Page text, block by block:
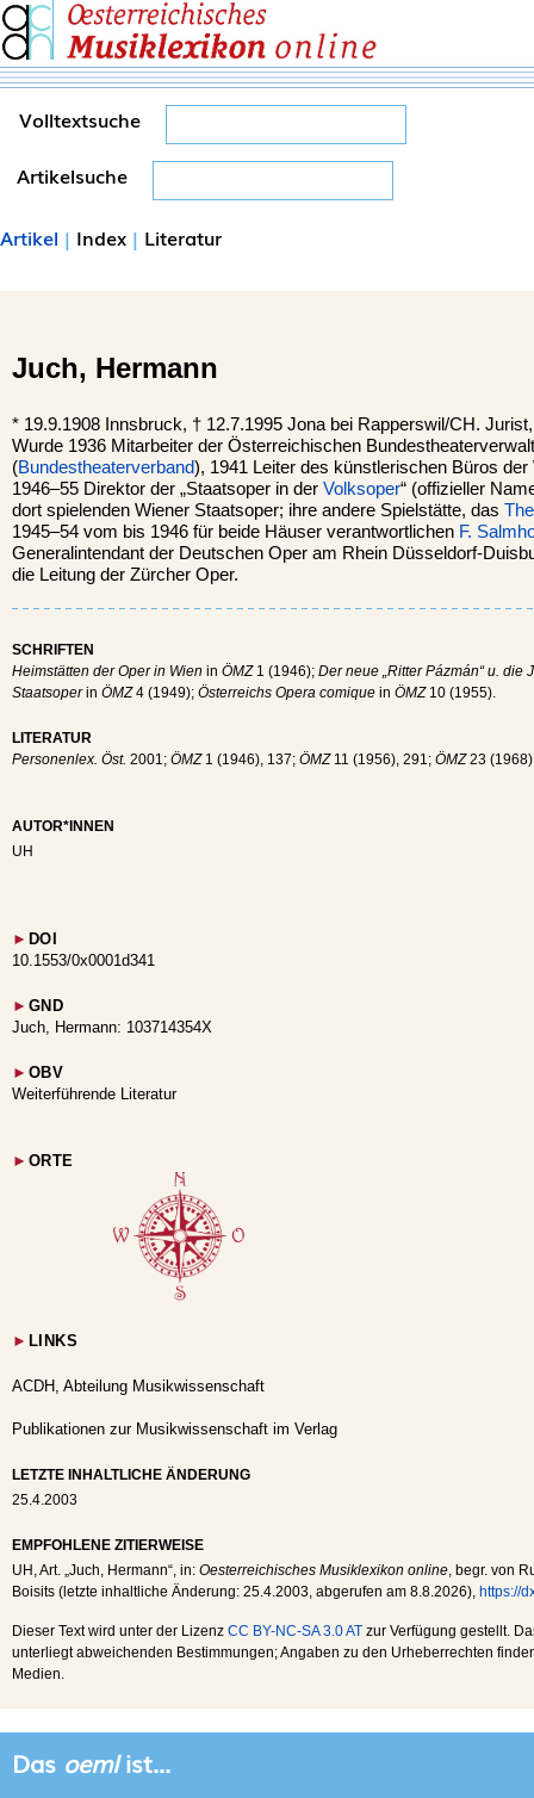
Volltextsuche
Artikelsuche
Artikel | Index | Literatur
Juch, Hermann
* 19.9.1908 Innsbruck, † 12.7.1995 Jona bei Rapperswil/CH.
Wurde 1936 Mitarbeiter der Österreichischen
(Bundestheaterverband), 1941 Leiter des künstlerischen Büros
1946–55 Direktor der „Staatsoper in der Volksoper“ (offizieller
dort spielenden Wiener Staatsoper; ihre andere Spielstätte, das
1945–54 vom bis 1946 für beide Häuser verantwortlichen F.
Generalintendant der Deutschen Oper am Rhein Düsseldorf-
die Leitung der Zürcher Oper.
SCHRIFTEN
Heimstätten der Oper in Wien in ÖMZ1 (1946); Der neue „Ritter Pázmán“ u.
Staatsoperin ÖMZ4 (1949); Österreichs Opera comique in ÖMZ10 (1955).
LITERATUR
Personenlex. Öst. 2001; ÖMZ1 (1946), 137; ÖMZ11 (1956), 291; ÖMZ23
AUTOR*INNEN
UH
► DOI
10.1553/0x0001d341
► GND
Juch, Hermann: 103714354X
► OBV
Weiterführende Literatur
► ORTE
► LINKS
ACDH, Abteilung Musikwissenschaft
Publikationen zur Musikwissenschaft im Verlag
LETZTE INHALTLICHE ÄNDERUNG
25.4.2003
EMPFOHLENE ZITIERWEISE
UH , Art. „Juch, Hermann“, in: Oesterreichisches Musiklexikon online , begr. von
Boisits (letzte inhaltliche Änderung: 25.4.2003 , abgerufen am 8.8.2026), https://
Dieser Text wird unter der Lizenz CC BY-NC-SA 3.0 AT zur Verfügung gestellt.
unterliegt abweichenden Bestimmungen; Angaben zu den Urheberrechten
Medien.
Das oemlist...